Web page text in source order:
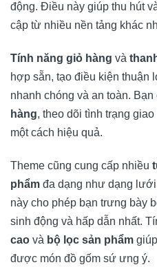
động. Điều này giúp thu hút
cập từ nhiều nền tảng khác
Tính năng giỏ hàng và
hợp sẵn, tạo điều kiện thuận
nhanh chóng và an toàn. Bạn
hàng, theo dõi tình trạng
một cách hiệu quả.
Theme cũng cung cấp nhiều
phẩm đa dạng như dạng
này cho phép bạn trưng bày
sinh động và hấp dẫn nhất.
cao và bộ lọc sản phẩm
được món đồ gốm sứ ưng ý.